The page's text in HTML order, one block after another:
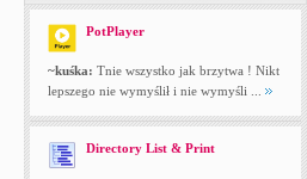
PotPlayer
~kuśka: Tnie wszystko jak brzytwa ! Nikt
lepszego nie wymyślił i nie wymyśli ...
Directory List & Print